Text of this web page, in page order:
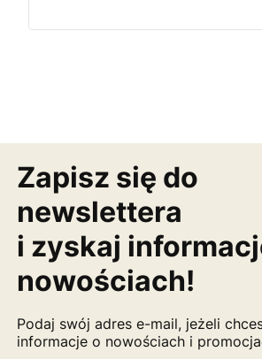
Zapisz się do
newslettera
i zyskaj
nowościach!
Podaj swój adres e-mail, jeżeli
informacje o nowościach i